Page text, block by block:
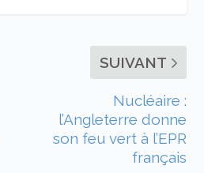
SUIVANT
Nucléaire :
l’Angleterre donne
son feu vert à l’EPR
français